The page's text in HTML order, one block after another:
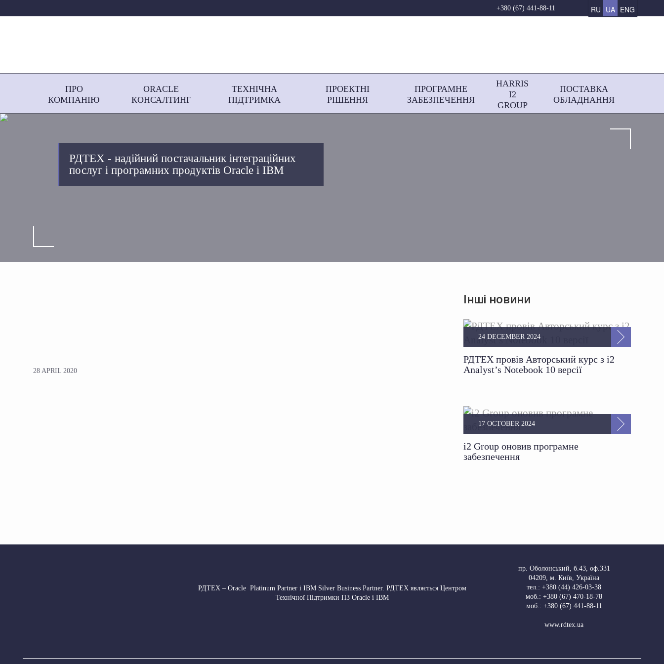
+380 (67) 441-88-11 RU UA ENG
ПРО
КОМПАНІЮ
ORACLE
КОНСАЛТИНГ
ТЕХНІЧНА
ПІДТРИМКА
ПРОЕКТНІ
РІШЕННЯ
ПРОГРАМНЕ
ЗАБЕЗПЕЧЕННЯ
HARRIS
І2
GROUP
ПОСТАВКА
ОБЛАДНАННЯ
РДТЕХ - надійний постачальник інтеграційних
послуг і програмних продуктів Oracle і IBM
28 APRIL 2020
Інші новини
РДТЕХ провів Авторський курс з i2
Analyst’s Notebook 10 версії
24 DECEMBER 2024
i2 Group оновив програмне
забезпечення
17 OCTOBER 2024
РДТЕХ – Oracle Platinum Partner і IBM Silver Business Partner. РДТЕХ являється Центром
Технічної Підтримки ПЗ Oracle і IBM
пр. Оболонський, б.43, оф.331
04209, м. Київ, Україна
тел.: +380 (44) 426-03-38
моб.: +380 (67) 470-18-78
моб.: +380 (67) 441-88-11
www.rdtex.ua